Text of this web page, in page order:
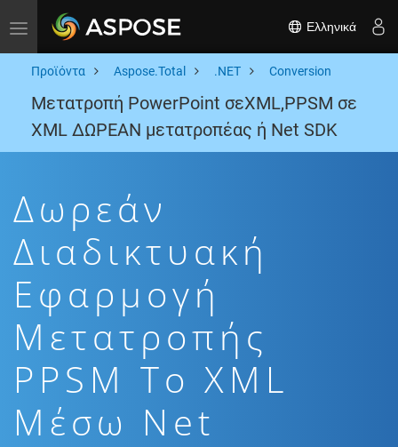
Toggle navigation Ελληνικά
Προϊόντα Aspose.Total .NET Conversion
Μετατροπή PowerPoint σεXML,PPSM σε
XML ΔΩΡΕΑΝ μετατροπέας ή Net SDK
Δωρεάν
Διαδικτυακή
Εφαρμογή
Μετατροπής
PPSM To XML
Μέσω Net